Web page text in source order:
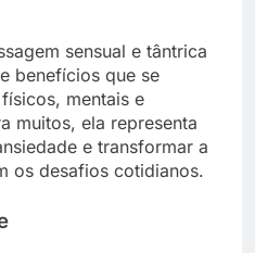
sensual e tântrica
benefícios que se
mentais e
muitos, ela representa
e transformar a
os desafios cotidianos.